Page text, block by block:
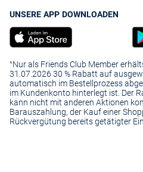
UNSERE APP DOWNLOADEN
¹Nur als Friends Club Member
31.07.2026 30 % Rabatt auf
automatisch im Bestellprozess
im Kundenkonto hinterlegt ist. Der
kann nicht mit anderen Aktionen
Barauszahlung, der Kauf einer
Rückvergütung bereits getätigter